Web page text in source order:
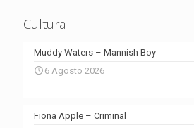
Cultura
Muddy Waters – Mannish Boy
6 Agosto 2026
Fiona Apple – Criminal